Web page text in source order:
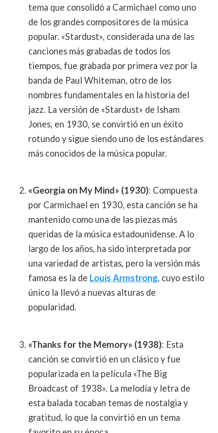
tema que consolidó a Carmichael como uno
de los grandes compositores de la música
popular. «Stardust», considerada una de las
canciones más grabadas de todos los
tiempos, fue grabada por primera vez por la
banda de Paul Whiteman, otro de los
nombres fundamentales en la historia del
jazz. La versión de «Stardust» de Isham
Jones, en 1930, se convirtió en un éxito
rotundo y sigue siendo uno de los estándares
más conocidos de la música popular.
«Georgia on My Mind» (1930): Compuesta
por Carmichael en 1930, esta canción se ha
mantenido como una de las piezas más
queridas de la música estadounidense. A lo
largo de los años, ha sido interpretada por
una variedad de artistas, pero la versión más
famosa es la de Louis Armstrong, cuyo estilo
único la llevó a nuevas alturas de
popularidad.
«Thanks for the Memory» (1938): Esta
canción se convirtió en un clásico y fue
popularizada en la película «The Big
Broadcast of 1938». La melodía y letra de
esta balada tocaban temas de nostalgia y
gratitud, lo que la convirtió en un tema